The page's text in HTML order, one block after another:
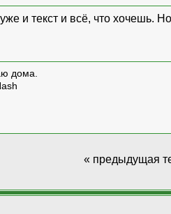
и текст и всё, что хочешь.
дома.
« предыдущая